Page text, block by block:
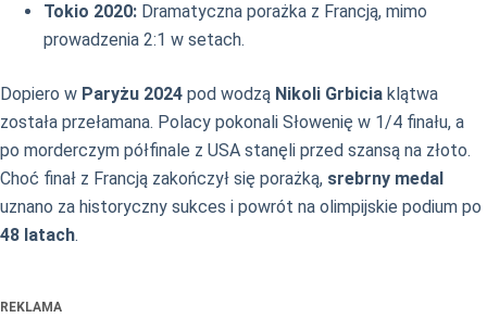
Tokio 2020: Dramatyczna porażka z Francją, mimo
prowadzenia 2:1 w setach.
Dopiero w Paryżu 2024 pod wodzą Nikoli Grbicia klątwa
została przełamana. Polacy pokonali Słowenię w 1/4 finału, a
po morderczym półfinale z USA stanęli przed szansą na złoto.
Choć finał z Francją zakończył się porażką, srebrny medal
uznano za historyczny sukces i powrót na olimpijskie podium po
48 latach.
REKLAMA